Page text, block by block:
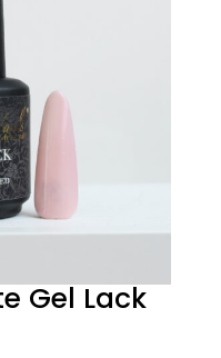
Gel Lack